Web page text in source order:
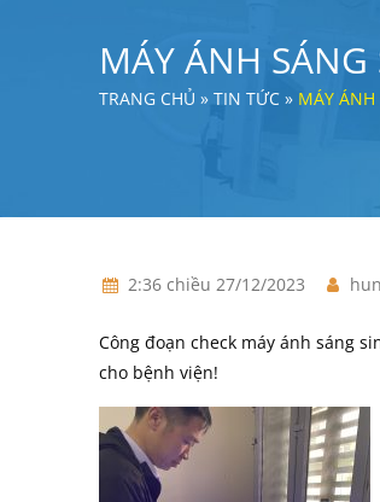
MÁY ÁNH
TRANG CHỦ » TIN TỨC » MÁY
2:36 chiều 27/12/2023
Công đoạn check máy ánh sáng
cho bệnh viện!